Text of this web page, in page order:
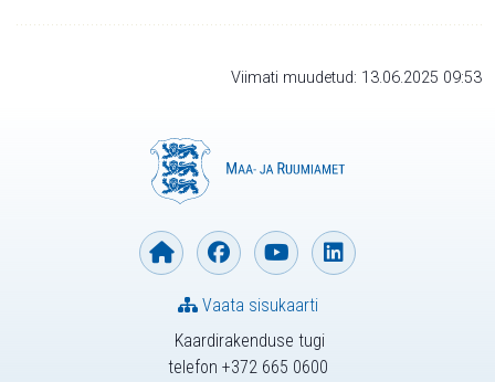
Viimati muudetud: 13.06.2025 09:53
Kaardirakenduse tugi
telefon +372 665 0600
Vaata sisukaarti